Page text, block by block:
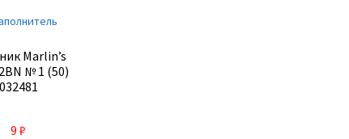
Marlin’s
№ 1 (50)
032481
9₽